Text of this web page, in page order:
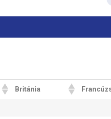
Británia